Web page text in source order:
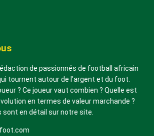
de passionnés de football africain
tournent autour de l’argent et du foot.
? Ce joueur vaut combien ? Quelle est
en termes de valeur marchande ?
en détail sur notre site.